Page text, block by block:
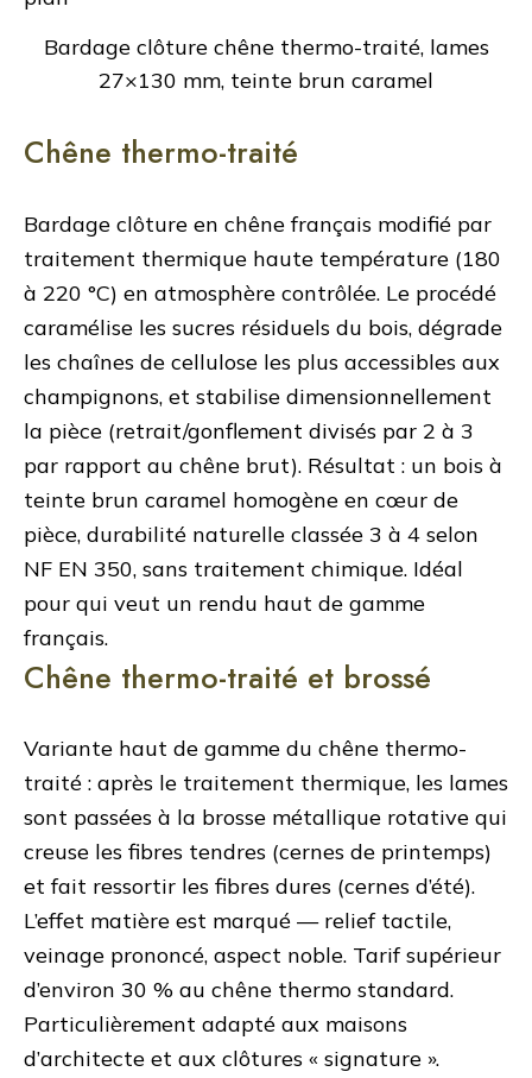
Bardage clôture chêne thermo-traité, lames
27×130 mm, teinte brun caramel
Chêne thermo-traité
Bardage clôture en chêne français modifié par
traitement thermique haute température (180
à 220 °C) en atmosphère contrôlée. Le procédé
caramélise les sucres résiduels du bois, dégrade
les chaînes de cellulose les plus accessibles aux
champignons, et stabilise dimensionnellement
la pièce (retrait/gonflement divisés par 2 à 3
par rapport au chêne brut). Résultat : un bois à
teinte brun caramel homogène en cœur de
pièce, durabilité naturelle classée 3 à 4 selon
NF EN 350, sans traitement chimique. Idéal
pour qui veut un rendu haut de gamme
français.
Chêne thermo-traité et brossé
Variante haut de gamme du chêne thermo-
traité : après le traitement thermique, les lames
sont passées à la brosse métallique rotative qui
creuse les fibres tendres (cernes de printemps)
et fait ressortir les fibres dures (cernes d’été).
L’effet matière est marqué — relief tactile,
veinage prononcé, aspect noble. Tarif supérieur
d’environ 30 % au chêne thermo standard.
Particulièrement adapté aux maisons
d’architecte et aux clôtures « signature ».